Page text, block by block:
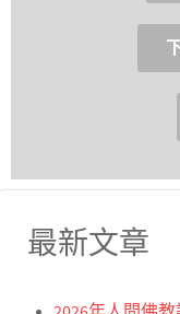
最新文章